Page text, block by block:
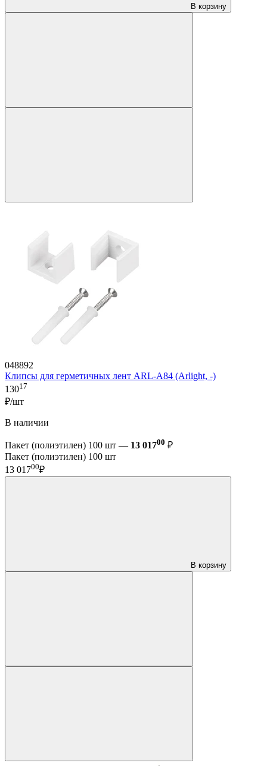
В корзину
048892
Клипсы для герметичных лент ARL-A84 (Arlight, -)
13017
₽/шт
В наличии
Пакет (полиэтилен) 100 шт — 13 01700 ₽
Пакет (полиэтилен) 100 шт
13 01700₽
В корзину